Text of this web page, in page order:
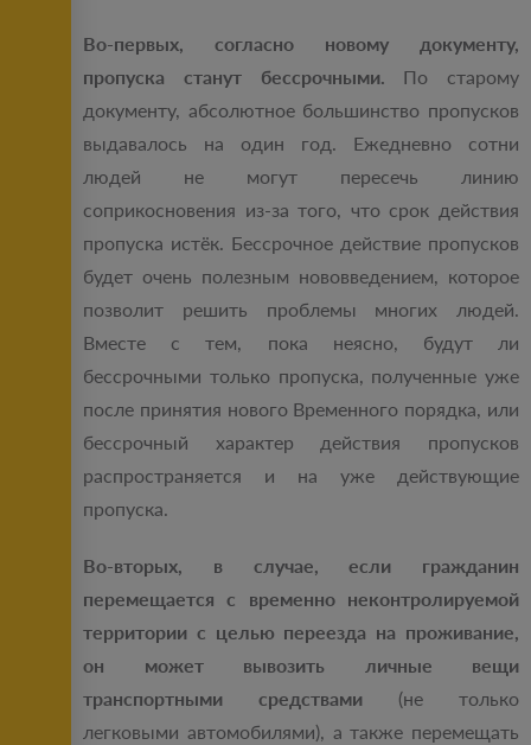
Во-первых, согласно новому документу,
пропуска станут бессрочными. По старому
документу, абсолютное большинство пропусков
выдавалось на один год. Ежедневно сотни
людей не могут пересечь линию
соприкосновения из-за того, что срок действия
пропуска истёк. Бессрочное действие пропусков
будет очень полезным нововведением, которое
позволит решить проблемы многих людей.
Вместе с тем, пока неясно, будут ли
бессрочными только пропуска, полученные уже
после принятия нового Временного порядка, или
бессрочный характер действия пропусков
распространяется и на уже действующие
пропуска.
Во-вторых, в случае, если гражданин
перемещается с временно неконтролируемой
территории с целью переезда на проживание,
он может вывозить личные вещи
транспортными средствами (не только
легковыми автомобилями), а также перемещать